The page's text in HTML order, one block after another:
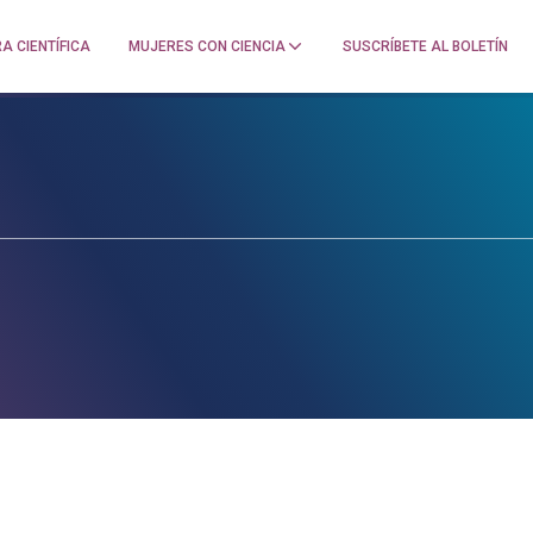
CIENTÍFICA MUJERES CON CIENCIA SUSCRÍBETE AL BOLETÍN